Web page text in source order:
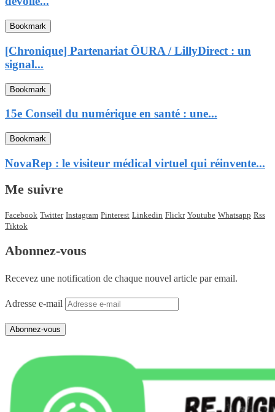
Bookmark
[Chronique] Partenariat ŌURA / LillyDirect : un
signal...
Bookmark
15e Conseil du numérique en santé : une...
Bookmark
NovaRep : le visiteur médical virtuel qui réinvente...
Me suivre
Facebook Twitter Instagram Pinterest Linkedin Flickr Youtube Whatsapp Rss
Tiktok
Abonnez-vous
Recevez une notification de chaque nouvel article par email.
Adresse e-mail
Abonnez-vous